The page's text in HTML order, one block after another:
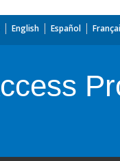
English Español